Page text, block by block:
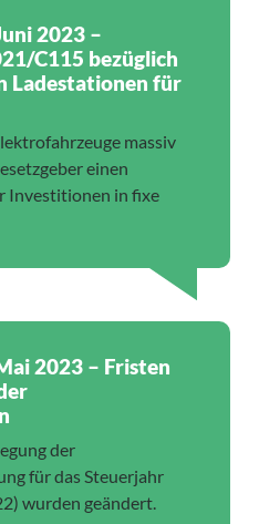
2023 –
C115 bezüglich
Ladestationen für
massiv
einen
Investitionen in fixe
2023 – Fristen
der
für das Steuerjahr
wurden geändert.